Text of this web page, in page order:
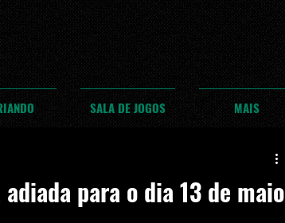
SALA DE JOGOS MAIS
para o dia 13 de maio